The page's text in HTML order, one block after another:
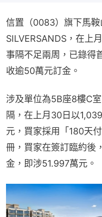
信置（0083）旗下馬
SILVERSANDS，在上
事隔不足兩周，已錄得
收逾50萬元訂金。
涉及單位為5B座8樓C
隔，在上月30日以
元，買家採用「180天
冊，買家在簽訂臨約後
金，即涉51.997萬元。